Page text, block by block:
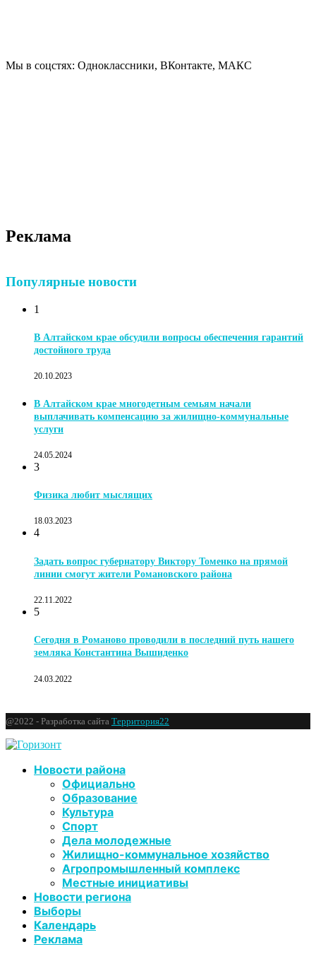
Мы в соцстях: Одноклассники, ВКонтакте, МАКС
Реклама
Популярные новости
1
В Алтайском крае обсудили вопросы обеспечения гарантий
достойного труда
20.10.2023
В Алтайском крае многодетным семьям начали
выплачивать компенсацию за жилищно-коммунальные
услуги
24.05.2024
3
Физика любит мыслящих
18.03.2023
4
Задать вопрос губернатору Виктору Томенко на прямой
линии смогут жители Романовского района
22.11.2022
5
Сегодня в Романово проводили в последний путь нашего
земляка Константина Вышиденко
24.03.2022
@2022 - Разработка сайта Территория22
Новости района
Официально
Образование
Культура
Спорт
Дела молодежные
Жилищно-коммунальное хозяйство
Агропромышленный комплекс
Местные инициативы
Новости региона
Выборы
Календарь
Реклама